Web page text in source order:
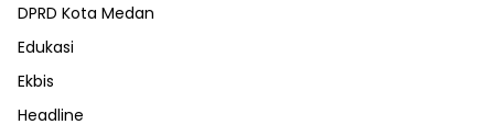
DPRD Kota Medan
Edukasi
Ekbis
Headline